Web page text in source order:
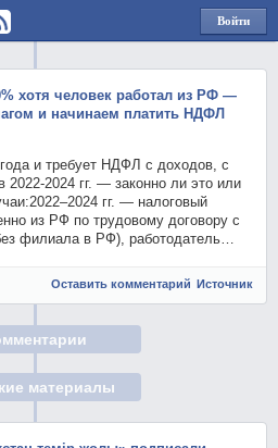
Войти
через
хотя человек работал из РФ —
и начинаем платить НДФЛ
и требует НДФЛ с доходов, с
2024 гг. — законно ли это или
гг. — налоговый
из РФ по трудовому договору с
филиала в РФ), работодатель…
Оставить комментарий Источник
материалы